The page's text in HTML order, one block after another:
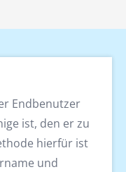
Endbenutzer
ist, den er zu
hierfür ist
und